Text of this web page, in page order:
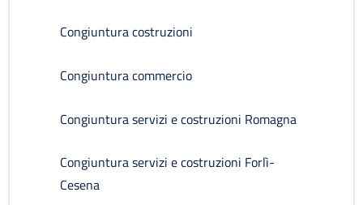
Congiuntura costruzioni
Congiuntura commercio
Congiuntura servizi e costruzioni Romagna
Congiuntura servizi e costruzioni Forlì-
Cesena